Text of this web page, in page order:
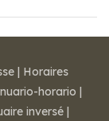
| Horaires
horario |
inversé |